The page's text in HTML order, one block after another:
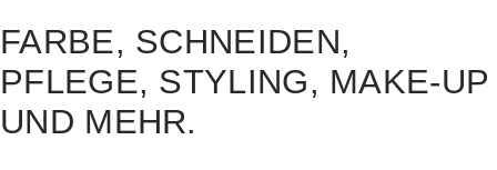
FARBE, SCHNEIDEN,
PFLEGE, STYLING, MAKE-UP
UND MEHR.